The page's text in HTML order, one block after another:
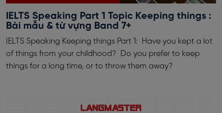
IELTS Speaking Part 1 Topic Keeping things :
Bài mẫu & từ vựng Band 7+
IELTS Speaking Keeping things Part 1: Have you kept a lot
of things from your childhood? Do you prefer to keep
things for a long time, or to throw them away?